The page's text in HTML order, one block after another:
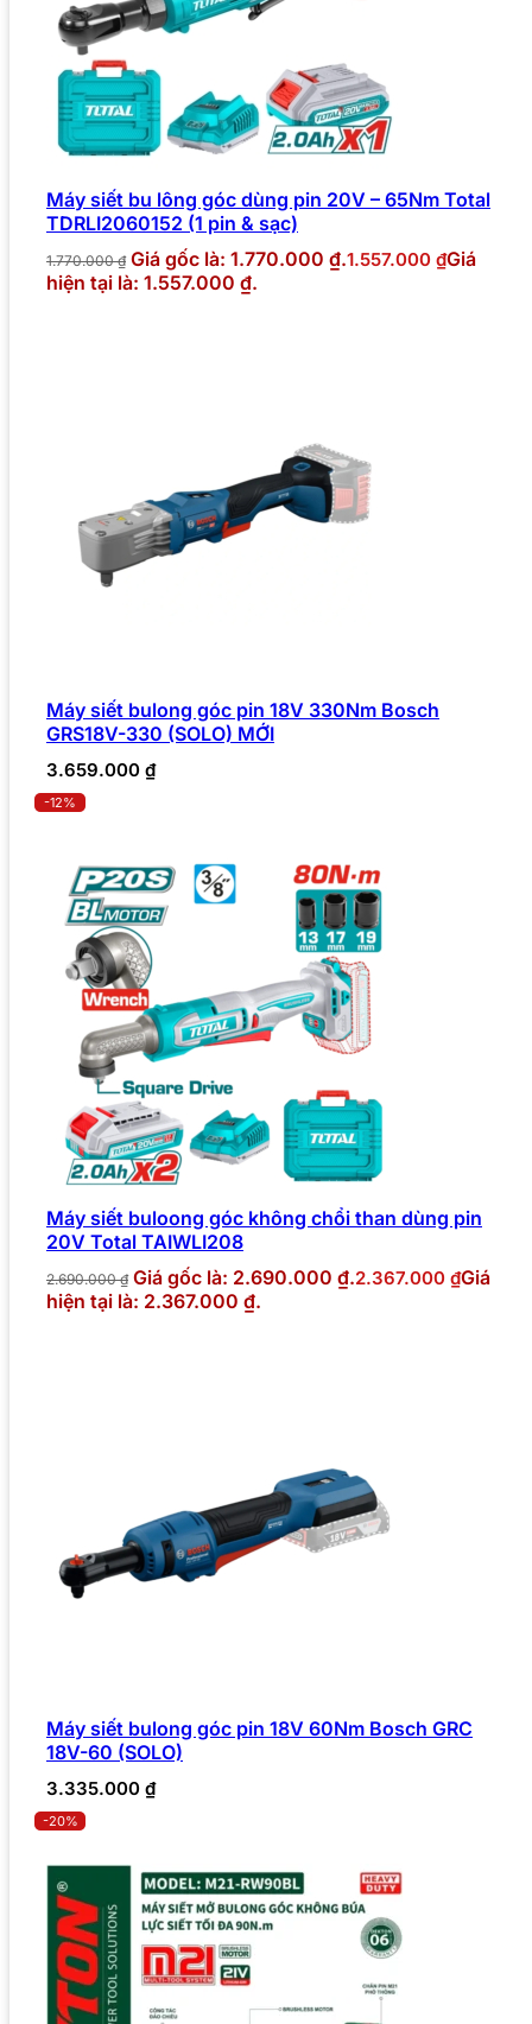
Máy siết bu lông góc dùng pin 20V – 65Nm Total
TDRLI2060152 (1 pin & sạc)
1.770.000₫ Giá gốc là: 1.770.000 ₫.1.557.000 ₫Giá
hiện tại là: 1.557.000 ₫.
Máy siết bulong góc pin 18V 330Nm Bosch
GRS18V-330 (SOLO) MỚI
3.659.000 ₫
-12%
Máy siết buloong góc không chổi than dùng pin
20V Total TAIWLI208
2.690.000₫ Giá gốc là: 2.690.000 ₫.2.367.000 ₫Giá
hiện tại là: 2.367.000 ₫.
Máy siết bulong góc pin 18V 60Nm Bosch GRC
18V-60 (SOLO)
3.335.000 ₫
-20%